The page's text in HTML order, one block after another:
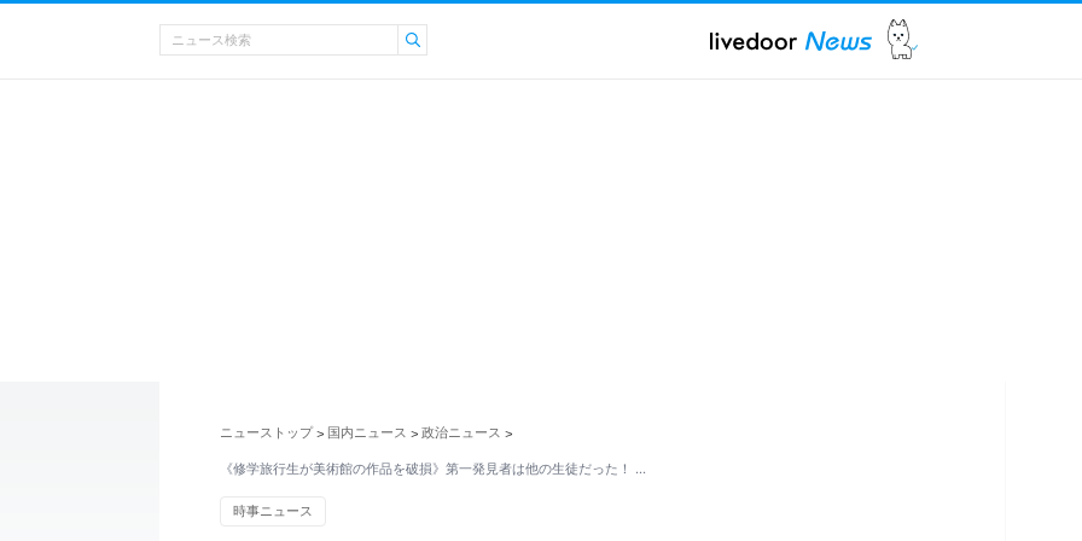
ニューストップ > 国内ニュース > 政治ニュース >
《修学旅行生が美術館の作品を破損》第一発見者は他の生徒だった！ …
時事ニュース